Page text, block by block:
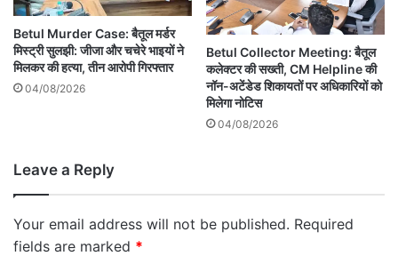
Betul Murder Case: बैतूल मर्डर
मिस्ट्री सुलझी: जीजा और चचेरे भाइयों ने
मिलकर की हत्या, तीन आरोपी गिरफ्तार
04/08/2026
Betul Collector Meeting: बैतूल
कलेक्टर की सख्ती, CM Helpline की
नॉन-अटेंडेड शिकायतों पर अधिकारियों को
मिलेगा नोटिस
04/08/2026
Leave a Reply
Your email address will not be published. Required
fields are marked *